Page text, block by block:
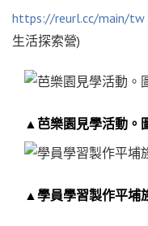
https://reurl.cc/main/tw
生活探索營)
▲芭樂園見學活動。
▲學員學習製作平埔